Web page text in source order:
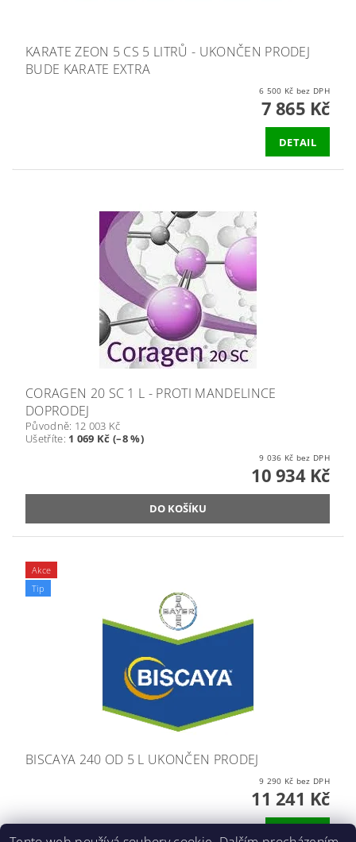
KARATE ZEON 5 CS 5 LITRŮ - UKONČEN PRODEJ
BUDE KARATE EXTRA
6 500 Kč bez DPH
7 865 Kč
DETAIL
CORAGEN 20 SC 1 L - PROTI MANDELINCE
DOPRODEJ
Původně: 12 003 Kč
Ušetříte: 1 069 Kč (–8 %)
9 036 Kč bez DPH
10 934 Kč
Akce
Tip
BISCAYA 240 OD 5 L UKONČEN PRODEJ
9 290 Kč bez DPH
11 241 Kč